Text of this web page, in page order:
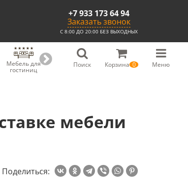
+7 933 173 64 94
Заказать звонок
С 8:00 ДО 20:00 БЕЗ ВЫХОДНЫХ
Мебель для
гостиниц
Мебель для Скамьи из
массива
Поиск Корзина 0 Меню
мебели
Поделиться: